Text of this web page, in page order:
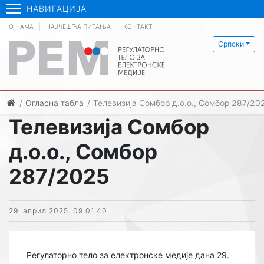
НАВИГАЦИЈА
Српски
О НАМА НАЈЧЕШЋА ПИТАЊА КОНТАКТ
Огласна табла Телевизија Сомбор д.о.о., Сомбор 287/
Телевизија Сомбор
д.о.о., Сомбор
287/2025
29. април 2025. 09:01:40
Регулаторно тело за електронске медије дана 29.